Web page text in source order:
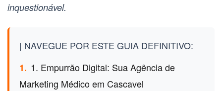
inquestionável.
| NAVEGUE POR ESTE GUIA DEFINITIVO:
1. 1. Empurrão Digital: Sua Agência de
Marketing Médico em Cascavel